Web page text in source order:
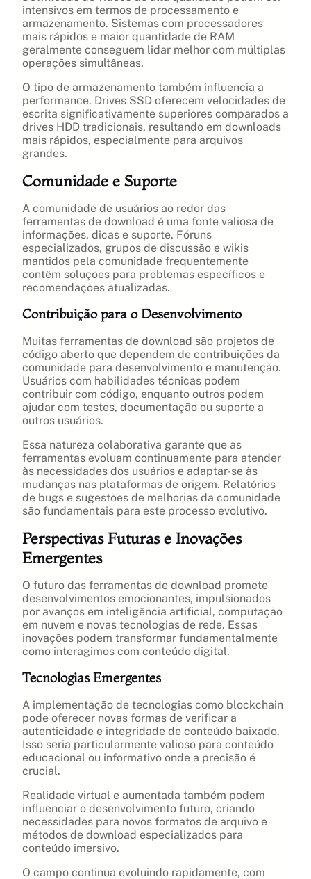
intensivos em termos de processamento e
armazenamento. Sistemas com processadores
mais rápidos e maior quantidade de RAM
geralmente conseguem lidar melhor com múltiplas
operações simultâneas.
O tipo de armazenamento também influencia a
performance. Drives SSD oferecem velocidades de
escrita significativamente superiores comparados a
drives HDD tradicionais, resultando em downloads
mais rápidos, especialmente para arquivos
grandes.
Comunidade e Suporte
A comunidade de usuários ao redor das
ferramentas de download é uma fonte valiosa de
informações, dicas e suporte. Fóruns
especializados, grupos de discussão e wikis
mantidos pela comunidade frequentemente
contêm soluções para problemas específicos e
recomendações atualizadas.
Contribuição para o Desenvolvimento
Muitas ferramentas de download são projetos de
código aberto que dependem de contribuições da
comunidade para desenvolvimento e manutenção.
Usuários com habilidades técnicas podem
contribuir com código, enquanto outros podem
ajudar com testes, documentação ou suporte a
outros usuários.
Essa natureza colaborativa garante que as
ferramentas evoluam continuamente para atender
às necessidades dos usuários e adaptar-se às
mudanças nas plataformas de origem. Relatórios
de bugs e sugestões de melhorias da comunidade
são fundamentais para este processo evolutivo.
Perspectivas Futuras e Inovações
Emergentes
O futuro das ferramentas de download promete
desenvolvimentos emocionantes, impulsionados
por avanços em inteligência artificial, computação
em nuvem e novas tecnologias de rede. Essas
inovações podem transformar fundamentalmente
como interagimos com conteúdo digital.
Tecnologias Emergentes
A implementação de tecnologias como blockchain
pode oferecer novas formas de verificar a
autenticidade e integridade de conteúdo baixado.
Isso seria particularmente valioso para conteúdo
educacional ou informativo onde a precisão é
crucial.
Realidade virtual e aumentada também podem
influenciar o desenvolvimento futuro, criando
necessidades para novos formatos de arquivo e
métodos de download especializados para
conteúdo imersivo.
O campo continua evoluindo rapidamente, com